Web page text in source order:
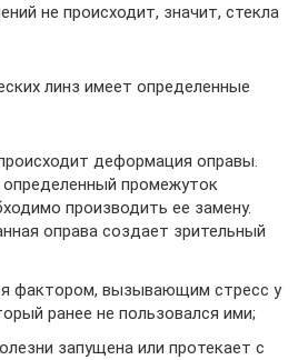
не происходит, значит, стекла
линз имеет определенные
деформация оправы.
промежуток
производить ее замену.
оправа создает зрительный
фактором, вызывающим стресс у
ранее не пользовался ими;
запущена или протекает с